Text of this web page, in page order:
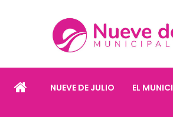
NUEVE DE JULIO EL